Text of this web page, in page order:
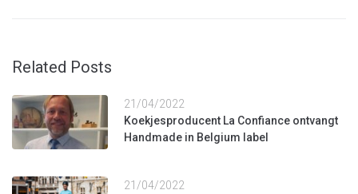
Related Posts
21/04/2022
Koekjesproducent La Confiance ontvangt
Handmade in Belgium label
21/04/2022